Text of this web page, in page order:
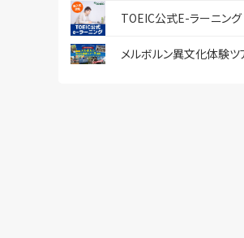
TOEIC公式E-ラーニング
メルボルン異文化体験ツ